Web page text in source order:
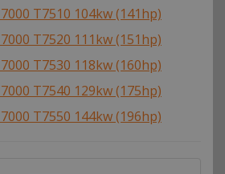
T7510 104kw (141hp)
T7520 111kw (151hp)
T7530 118kw (160hp)
T7540 129kw (175hp)
T7550 144kw (196hp)